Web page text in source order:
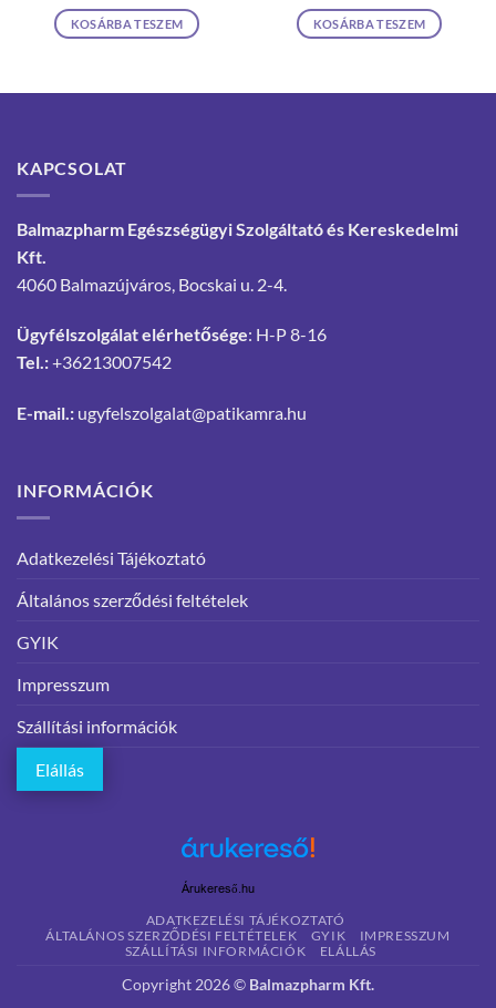
KOSÁRBA TESZEM KOSÁRBA TESZEM
KAPCSOLAT
Balmazpharm Egészségügyi Szolgáltató és Kereskedelmi
Kft.
4060 Balmazújváros, Bocskai u. 2-4.
Ügyfélszolgálat elérhetősége: H-P 8-16
Tel.:+36213007542
E-mail.: ugyfelszolgalat@patikamra.hu
INFORMÁCIÓK
Adatkezelési Tájékoztató
Általános szerződési feltételek
GYIK
Impresszum
Szállítási információk
Elállás
Árukereső.hu
ADATKEZELÉSI TÁJÉKOZTATÓ
ÁLTALÁNOS SZERZŐDÉSI FELTÉTELEK
GYIK
IMPRESSZUM
SZÁLLÍTÁSI INFORMÁCIÓK
ELÁLLÁS
Copyright 2026 © Balmazpharm Kft.